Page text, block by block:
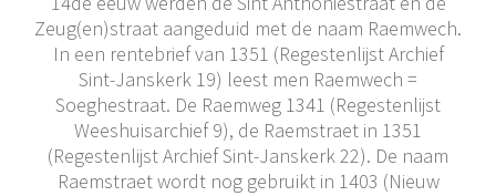
Zeug(en)straat aangeduid met de naam Raemwech.
In een rentebrief van 1351 (Regestenlijst Archief
Sint-Janskerk 19) leest men Raemwech =
Soeghestraat. De Raemweg 1341 (Regestenlijst
Weeshuisarchief 9), de Raemstraet in 1351
(Regestenlijst Archief Sint-Janskerk 22). De naam
Raemstraet wordt nog gebruikt in 1403 (Nieuw